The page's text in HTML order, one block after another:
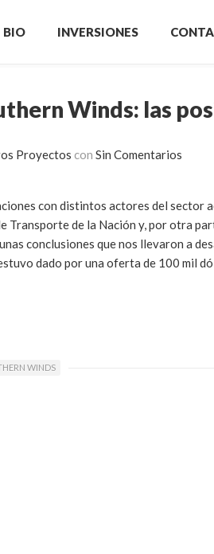
BIO INVERSIONES
Winds: las
Proyectos con Sin Comentarios
con distintos actores del sector
Transporte de la Nación y, por otra
conclusiones que nos llevaron a
dado por una oferta de 100 mil
WINDS